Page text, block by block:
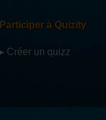
Participer à Quizity
▸ Créer un quizz